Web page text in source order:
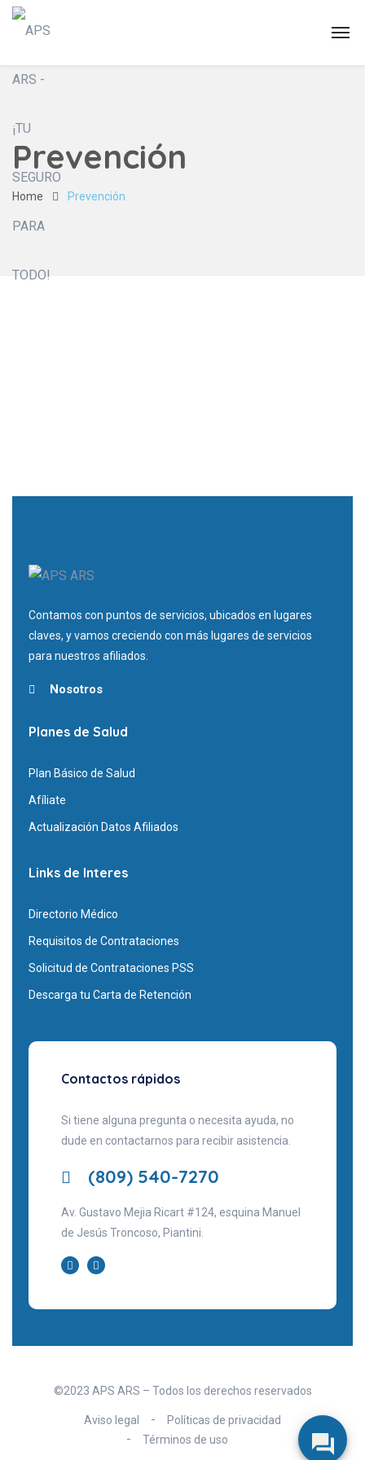
Prevención
Home Prevención
Contamos con puntos de servicios, ubicados en lugares
claves, y vamos creciendo con más lugares de servicios
para nuestros afiliados.
Nosotros
Planes de Salud
Plan Básico de Salud
Afíliate
Actualización Datos Afiliados
Links de Interes
Directorio Médico
Requisitos de Contrataciones
Solicitud de Contrataciones PSS
Descarga tu Carta de Retención
Contactos rápidos
Si tiene alguna pregunta o necesita ayuda, no
dude en contactarnos para recibir asistencia.
(809) 540-7270
Av. Gustavo Mejia Ricart #124, esquina Manuel
de Jesús Troncoso, Piantini.
©2023 APS ARS – Todos los derechos reservados
Aviso legal
Políticas de privacidad
Términos de uso